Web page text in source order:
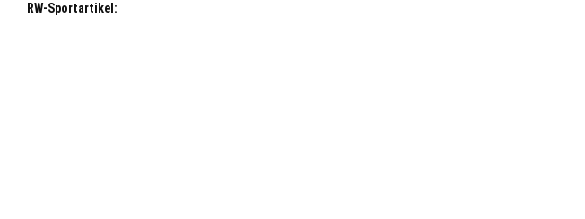
RW-Sportartikel: